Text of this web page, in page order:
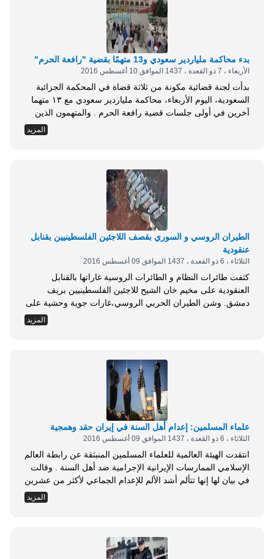
بدء محاكمة ملياردير سعودي و13 متهمًا بقضية "رافعة الحرم"
الأربعاء ، 7 ذو القعدة ، 1437 الموافق 10 أغسطس 2016
بدأت لجنة قضائية مكونة من ثلاثة قضاة في المحكمة الجزائية
السعودية، اليوم الأربعاء، محاكمة ملياردير سعودي مع ١٣ متهما
آخرين في أولى جلسات قضية رافعة الحرم . والمتهمون الذين
سيمثلون اليوم أمام المحكمة هم: ستة سعوديين وسبعة مقيمين )
باكستانيان - أردني- فلبيني- كندي- فلسطيني- مصري - إماراتي )
المزيد
الطيران الروسي و السوري بقصف اللاجئين الفلسطينيين بقنابل
عنقودية
الثلاثاء ، 6 ذو القعدة ، 1437 الموافق 09 أغسطس 2016
كثفت طائرات النظام و الطائرات الروسية غاراتها بالقنابل
العنقودية على مخيم خان الشيح للاجئين الفلسطينيين بريف
دمشق. وشن الطيران الحربي الروسي،غارات جوية وحشية على
المخيم، استهدفت الحارات الغربية منه مما أدى إلى سقوط عدد
من الجرحى بين صفوف المدنيين بينهم أطفال ونساء. و قالت
المزيد
علماء المسلمين: إعدام أهل السنة في إيران حقد وهمجية
الثلاثاء ، 6 ذو القعدة ، 1437 الموافق 09 أغسطس 2016
انتقدت الهيئة العالمية للعلماء المسلمين المنبثقة عن رابطة العالم
الإسلامي الممارسات الإيرانية الإجرامية ضد أهل السنة . وقالت
في بيان لها إنها تتألم أشد الألم للإعدام الجماعي لأكثر من عشرين
داعية وناشطاً سياسياً من أكراد أهل السنة في الآونة الأخيرة،
بتهم ملفقة، ومحاكمات غير نزيهة لم يطبق فيها شيء مما تقتضيه
المزيد